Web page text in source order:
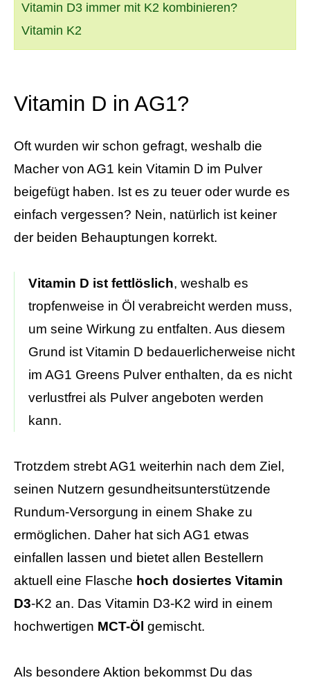
Vitamin D3 immer mit K2 kombinieren?
Vitamin K2
Vitamin D in AG1?
Oft wurden wir schon gefragt, weshalb die
Macher von AG1 kein Vitamin D im Pulver
beigefügt haben. Ist es zu teuer oder wurde es
einfach vergessen? Nein, natürlich ist keiner
der beiden Behauptungen korrekt.
Vitamin D ist fettlöslich, weshalb es
tropfenweise in Öl verabreicht werden muss,
um seine Wirkung zu entfalten. Aus diesem
Grund ist Vitamin D bedauerlicherweise nicht
im AG1 Greens Pulver enthalten, da es nicht
verlustfrei als Pulver angeboten werden
kann.
Trotzdem strebt AG1 weiterhin nach dem Ziel,
seinen Nutzern gesundheitsunterstützende
Rundum-Versorgung in einem Shake zu
ermöglichen. Daher hat sich AG1 etwas
einfallen lassen und bietet allen Bestellern
aktuell eine Flasche hoch dosiertes Vitamin
D3-K2 an. Das Vitamin D3-K2 wird in einem
hochwertigen MCT-Öl gemischt.
Als besondere Aktion bekommst Du das